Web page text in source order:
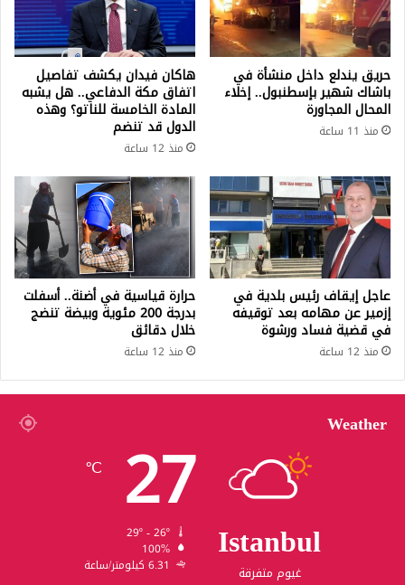
حريق يندلع داخل منشأة في
باشاك شهير بإسطنبول.. إخلاء
المحال المجاورة
منذ 11 ساعة
هاكان فيدان يكشف تفاصيل
اتفاق مكة الدفاعي.. هل يشبه
المادة الخامسة للناتو؟ وهذه
الدول قد تنضم
منذ 12 ساعة
عاجل إيقاف رئيس بلدية في
إزمير عن مهامه بعد توقيفه
في قضية فساد ورشوة
منذ 12 ساعة
حرارة قياسية في أضنة.. أسفلت
بدرجة 200 مئوية وبيضة تنضج
خلال دقائق
منذ 12 ساعة
Weather
Istanbul
غيوم متفرقة
27
℃
100%
6.31 كيلومتر/ساعة